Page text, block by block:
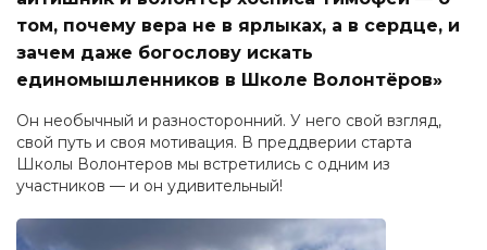
том, почему вера не в ярлыках, а в сердце, и
зачем даже богослову искать
единомышленников в Школе Волонтёров»
Он необычный и разносторонний. У него свой взгляд,
свой путь и своя мотивация. В преддверии старта
Школы Волонтеров мы встретились с одним из
участников — и он удивительный!